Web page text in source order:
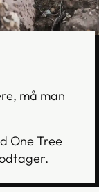
må man
One Tree